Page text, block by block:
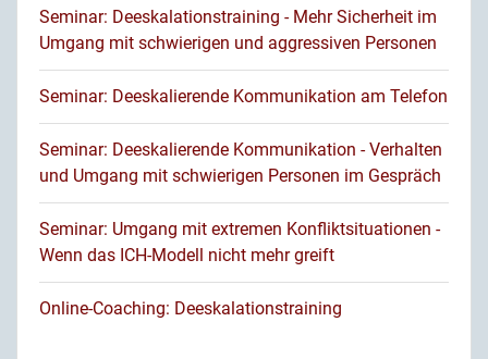
Seminar: Deeskalationstraining - Mehr Sicherheit im
Umgang mit schwierigen und aggressiven Personen
Seminar: Deeskalierende Kommunikation am Telefon
Seminar: Deeskalierende Kommunikation - Verhalten
und Umgang mit schwierigen Personen im Gespräch
Seminar: Umgang mit extremen Konfliktsituationen -
Wenn das ICH-Modell nicht mehr greift
Online-Coaching: Deeskalationstraining